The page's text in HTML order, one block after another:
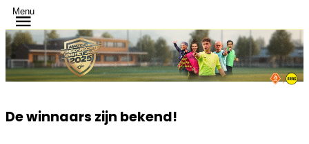
Menu
De winnaars zijn bekend!